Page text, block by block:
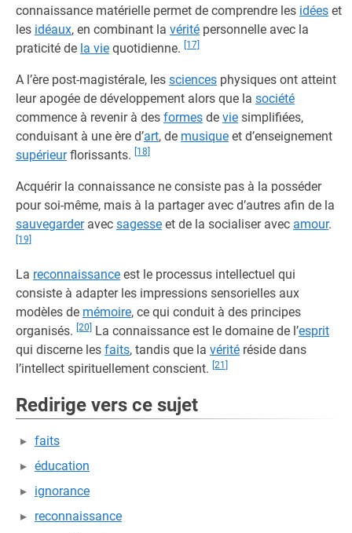
connaissance matérielle permet de comprendre les idées et
les idéaux, en combinant la vérité personnelle avec la
praticité de la vie quotidienne. [17]
A l’ère post-magistérale, les sciences physiques ont atteint
leur apogée de développement alors que la société
commence à revenir à des formes de vie simplifiées,
conduisant à une ère d’art, de musique et d’enseignement
supérieurflorissants. [18]
Acquérir la connaissance ne consiste pas à la posséder
pour soi-même, mais à la partager avec d’autres afin de la
sauvegarderavec sagesse et de la socialiser avec amour.
[19]
La reconnaissance est le processus intellectuel qui
consiste à adapter les impressions sensorielles aux
modèles de mémoire, ce qui conduit à des principes
organisés. [20] La connaissance est le domaine de l’esprit
qui discerne les faits, tandis que la vérité réside dans
l’intellect spirituellement conscient. [21]
Redirige vers ce sujet
faits
éducation
ignorance
reconnaissance